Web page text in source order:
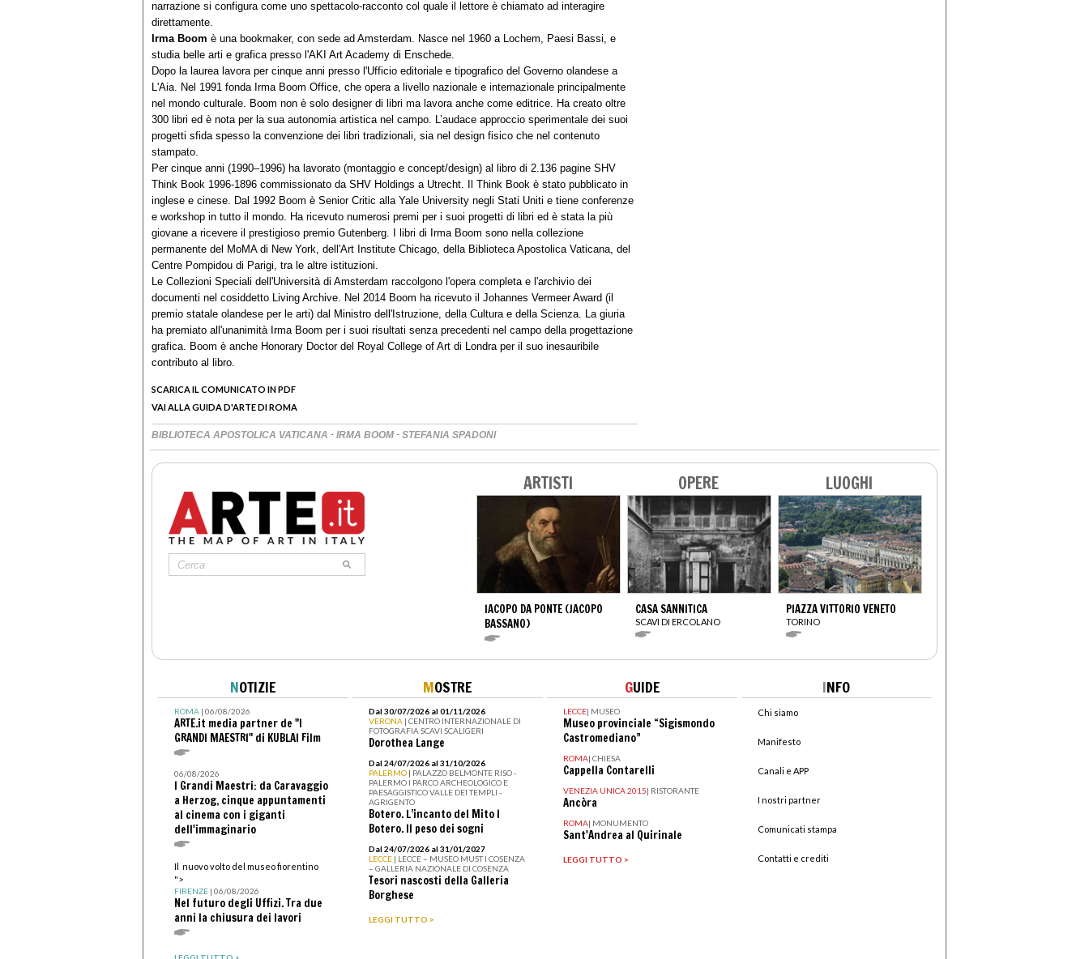
narrazione si configura come uno spettacolo‐racconto col quale il lettore è chiamato ad interagire
direttamente.
Irma Boom è una bookmaker, con sede ad Amsterdam. Nasce nel 1960 a Lochem, Paesi Bassi, e
studia belle arti e grafica presso l'AKI Art Academy di Enschede.
Dopo la laurea lavora per cinque anni presso l'Ufficio editoriale e tipografico del Governo olandese a
L'Aia. Nel 1991 fonda Irma Boom Office, che opera a livello nazionale e internazionale principalmente
nel mondo culturale. Boom non è solo designer di libri ma lavora anche come editrice. Ha creato oltre
300 libri ed è nota per la sua autonomia artistica nel campo. L’audace approccio sperimentale dei suoi
progetti sfida spesso la convenzione dei libri tradizionali, sia nel design fisico che nel contenuto
stampato.
Per cinque anni (1990–1996) ha lavorato (montaggio e concept/design) al libro di 2.136 pagine SHV
Think Book 1996‐1896 commissionato da SHV Holdings a Utrecht. Il Think Book è stato pubblicato in
inglese e cinese. Dal 1992 Boom è Senior Critic alla Yale University negli Stati Uniti e tiene conferenze
e workshop in tutto il mondo. Ha ricevuto numerosi premi per i suoi progetti di libri ed è stata la più
giovane a ricevere il prestigioso premio Gutenberg. I libri di Irma Boom sono nella collezione
permanente del MoMA di New York, dell'Art Institute Chicago, della Biblioteca Apostolica Vaticana, del
Centre Pompidou di Parigi, tra le altre istituzioni.
Le Collezioni Speciali dell'Università di Amsterdam raccolgono l'opera completa e l'archivio dei
documenti nel cosiddetto Living Archive. Nel 2014 Boom ha ricevuto il Johannes Vermeer Award (il
premio statale olandese per le arti) dal Ministro dell'Istruzione, della Cultura e della Scienza. La giuria
ha premiato all'unanimità Irma Boom per i suoi risultati senza precedenti nel campo della progettazione
grafica. Boom è anche Honorary Doctor del Royal College of Art di Londra per il suo inesauribile
contributo al libro.
SCARICA IL COMUNICATO IN PDF
VAI ALLA GUIDA D'ARTE DI ROMA
BIBLIOTECA APOSTOLICA VATICANA · IRMA BOOM · STEFANIA SPADONI
ARTISTI
IACOPO DA PONTE (JACOPO
BASSANO)
OPERE
CASA SANNITICA
SCAVI DI ERCOLANO
LUOGHI
PIAZZA VITTORIO VENETO
TORINO
NOTIZIE
ROMA| 06/08/2026
ARTE.it media partner de "I
GRANDI MAESTRI" di KUBLAI Film
06/08/2026
I Grandi Maestri: da Caravaggio
a Herzog, cinque appuntamenti
al cinema con i giganti
dell'immaginario
Il nuovo volto del museo fiorentino
">
FIRENZE| 06/08/2026
Nel futuro degli Uffizi. Tra due
anni la chiusura dei lavori
MOSTRE
Dal 30/07/2026 al 01/11/2026
VERONA | CENTRO INTERNAZIONALE DI
FOTOGRAFIA SCAVI SCALIGERI
Dorothea Lange
Dal 24/07/2026 al 31/10/2026
PALERMO | PALAZZO BELMONTE RISO -
PALERMO I PARCO ARCHEOLOGICO E
PAESAGGISTICO VALLE DEI TEMPLI -
AGRIGENTO
Botero. L’incanto del Mito I
Botero. Il peso dei sogni
Dal 24/07/2026 al 31/01/2027
LECCE | LECCE – MUSEO MUST I COSENZA
– GALLERIA NAZIONALE DI COSENZA
Tesori nascosti della Galleria
Borghese
LEGGI TUTTO >
GUIDE
LECCE| MUSEO
Museo provinciale “Sigismondo
Castromediano”
ROMA| CHIESA
Cappella Contarelli
VENEZIA UNICA 2015| RISTORANTE
Ancòra
ROMA| MONUMENTO
Sant'Andrea al Quirinale
LEGGI TUTTO >
INFO
Chi siamo
Manifesto
Canali e APP
I nostri partner
Comunicati stampa
Contatti e crediti